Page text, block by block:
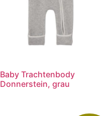
Baby Trachtenbody
Donnerstein, grau